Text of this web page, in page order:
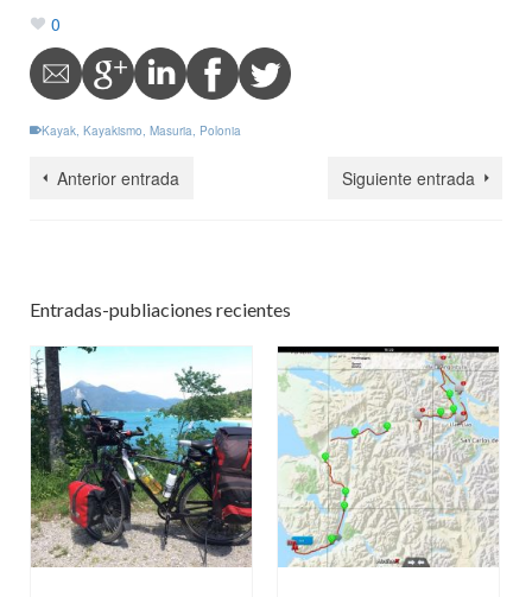
0
Kayak, Kayakismo, Masuria, Polonia
Anterior entrada Siguiente entrada
Entradas-publiaciones recientes